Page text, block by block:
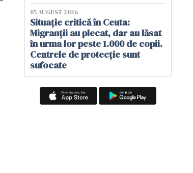
05 AUGUST 2026
Situație critică în Ceuta:
Migranții au plecat, dar au lăsat
în urma lor peste 1.000 de copii.
Centrele de protecție sunt
sufocate